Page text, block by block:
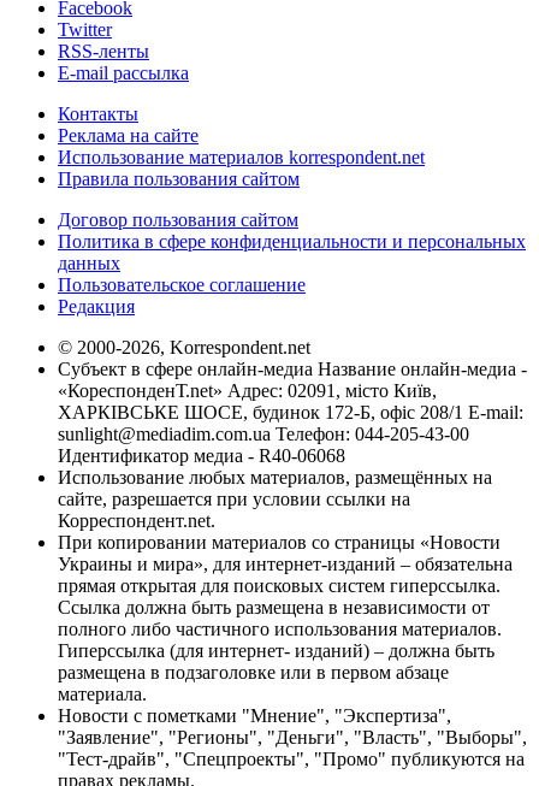
Facebook
Twitter
RSS-ленты
E-mail рассылка
Контакты
Реклама на сайте
Использование материалов korrespondent.net
Правила пользования сайтом
Договор пользования сайтом
Политика в сфере конфиденциальности и персональных
данных
Пользовательское соглашение
Редакция
© 2000-2026, Korrespondent.net
Субъект в сфере онлайн-медиа Название онлайн-медиа -
«КореспонденТ.net» Адрес: 02091, місто Київ,
ХАРКІВСЬКЕ ШОСЕ, будинок 172-Б, офіс 208/1 E-mail:
sunlight@mediadim.com.ua Телефон: 044-205-43-00
Идентификатор медиа - R40-06068
Использование любых материалов, размещённых на
сайте, разрешается при условии ссылки на
Корреспондент.net.
При копировании материалов со страницы «Новости
Украины и мира», для интернет-изданий – обязательна
прямая открытая для поисковых систем гиперссылка.
Ссылка должна быть размещена в независимости от
полного либо частичного использования материалов.
Гиперссылка (для интернет- изданий) – должна быть
размещена в подзаголовке или в первом абзаце
материала.
Новости с пометками "Мнение", "Экспертиза",
"Заявление", "Регионы", "Деньги", "Власть", "Выборы",
"Тест-драйв", "Спецпроекты", "Промо" публикуются на
правах рекламы.